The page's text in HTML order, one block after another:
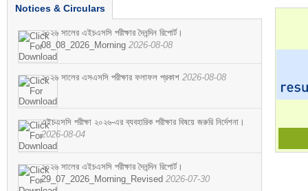
Notices & Circulars
২০২৬ সালের এইচএসসি পরীক্ষার দৈনন্দিন রিপোর্ট।
08_08_2026_Morning 2026-08-08
২০২৬ সালের এসএসসি পরীক্ষার ফলাফল প্রকাশ 2026-08-08
এইচএসসি পরীক্ষা ২০২৬-এর ব্যবহারিক পরীক্ষার বিষয়ে জরুরি নির্দেশনা।
2026-08-04
২০২৬ সালের এইচএসসি পরীক্ষার দৈনন্দিন রিপোর্ট।
29_07_2026_Morning_Revised 2026-07-30